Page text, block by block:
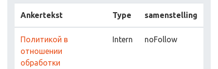
Ankertekst Type samenstelling
Политикой в
отношении
обработки
Intern noFollow